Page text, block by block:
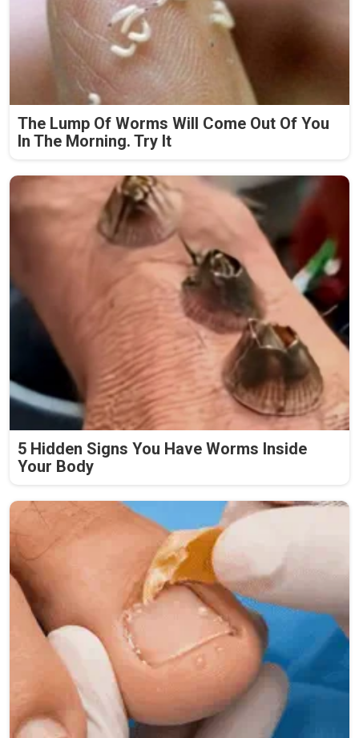
The Lump Of Worms Will Come Out Of You
In The Morning. Try It
5 Hidden Signs You Have Worms Inside
Your Body